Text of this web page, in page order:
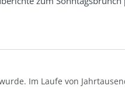
Im Laufe von